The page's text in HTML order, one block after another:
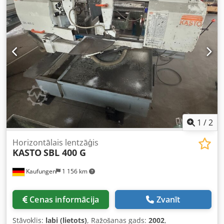
padeves augstums: 800 mm Griešanas kapacitātes:
Griešanas jauda pie 0° apaļam profilam: 320 mm Griešanas
jauda pie 0° masīvam: 320 mm Griešanas jauda pie 0°
kvadrātveida materiālam guļus stāvoklī: 320 x 320 mm
Griešanas jauda pie 0° kvadrātveida materiālam vertikāli:
— Dzesēšanas šķidruma sūknis
1 /2
Kaufungen 1 156 km
Horizontālais lentzāģis
KASTOSBL 400 G
Cenas informācija Zvanīt
Stāvoklis: labi (lietots), Ražošanas gads: 2002,